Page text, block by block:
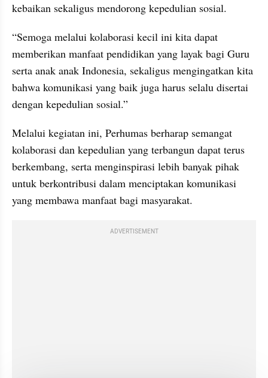
kebaikan sekaligus mendorong kepedulian sosial.
“Semoga melalui kolaborasi kecil ini kita dapat
memberikan manfaat pendidikan yang layak bagi Guru
serta anak anak Indonesia, sekaligus mengingatkan kita
bahwa komunikasi yang baik juga harus selalu disertai
dengan kepedulian sosial.”
Melalui kegiatan ini, Perhumas berharap semangat
kolaborasi dan kepedulian yang terbangun dapat terus
berkembang, serta menginspirasi lebih banyak pihak
untuk berkontribusi dalam menciptakan komunikasi
yang membawa manfaat bagi masyarakat.
ADVERTISEMENT